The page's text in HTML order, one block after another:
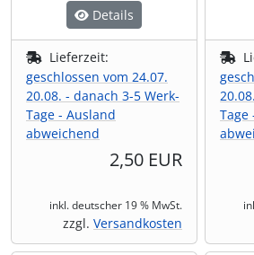
Details
Lieferzeit:
geschlossen vom 24.07.
20.08. - danach 3-5 Werk-
Tage - Ausland
abweichend
2,50 EUR
inkl. deutscher 19 % MwSt.
zzgl. Versandkosten
Tage